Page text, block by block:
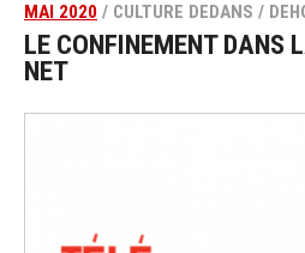
MAI 2020 / CULTURE DEDANS /
LE CONFINEMENT DANS
NET